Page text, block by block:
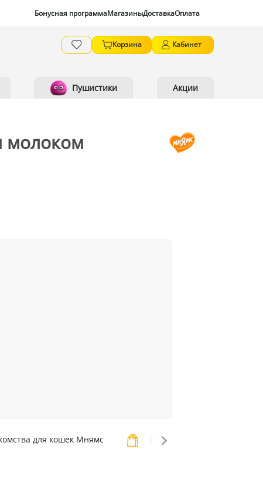
Бонусная программаМагазиныДоставкаОплата
Корзина Кабинет
Пушистики Акции
молоком
для кошек Мнямс Лакомства для кошек